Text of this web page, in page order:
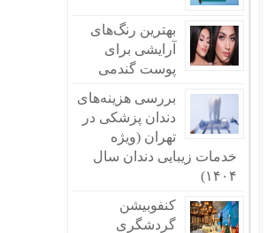
بهترین رنگ‌های
آرایشی برای
پوست گندمی
بررسی هزینه‌های
دندان پزشکی در
تهران (ویژه
خدمات زیبایی دندان سال
۱۴۰۴)
کنفوبیشن
گردشگری